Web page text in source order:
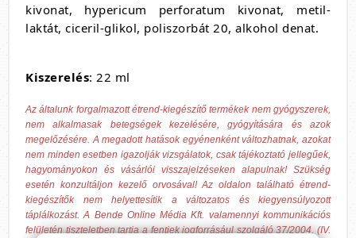
kivonat, hypericum perforatum kivonat, metil-
laktát, ciceril-glikol, poliszorbát 20, alkohol denat.
Kiszerelés: 22 ml
Az általunk forgalmazott étrend-kiegészítő termékek nem gyógyszerek,
nem alkalmasak betegségek kezelésére, gyógyítására és azok
megelőzésére. A megadott hatások egyénenként változhatnak, azokat
nem minden esetben igazolják vizsgálatok, csak tájékoztató jellegűek,
hagyományokon és vásárlói visszajelzéseken alapulnak! Szükség
esetén konzultáljon kezelő orvosával! Az oldalon található étrend-
kiegészítők nem helyettesítik a változatos és kiegyensúlyozott
táplálkozást. A Bende Online Média Kft. valamennyi kommunikációs
felületén tiszteletben tartja a fentiek jogforrásául szolgáló 37/2004. (IV.